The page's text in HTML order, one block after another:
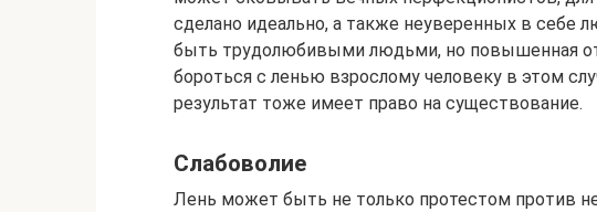
сделано идеально, а также неуверенных в себе
быть трудолюбивыми людьми, но повышенная
бороться с ленью взрослому человеку в этом
результат тоже имеет право на существование.
Слабоволие
Лень может быть не только протестом против